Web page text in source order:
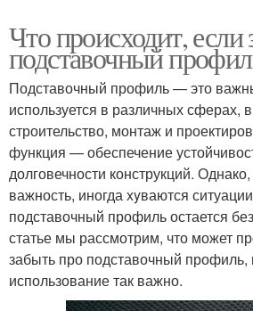
Что происходит, если
подставочный
Подставочный профиль — это
используется в различных сферах,
строительство, монтаж и
функция — обеспечение
долговечности конструкций.
важность, иногда xyваются
подставочный профиль остается
статье мы рассмотрим, что может
забыть про подставочный профиль,
использование так важно.